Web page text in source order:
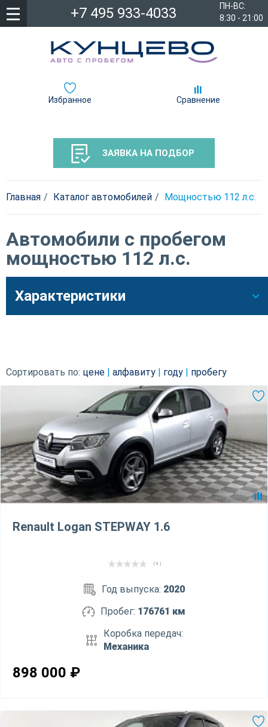
ПН-ВС:
8:30 - 21:00
+7 495 933-4033
Избранное Сравнение
ЗАЯВКА НА ПОДБОР
Главная Каталог автомобилей Мощностью 112 л.c.
Автомобили с пробегом
мощностью 112 л.c.
Характеристики
Сортировать по: цене алфавиту году пробегу
Renault Logan STEPWAY 1.6
( 0 )
Год выпуска: 2020
Пробег: 176761 км
Коробка передач:
Механика
898 000 ₽